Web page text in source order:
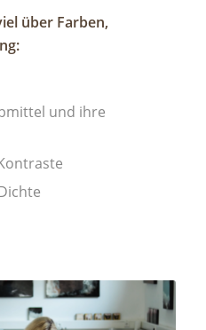
über Farben,
und ihre